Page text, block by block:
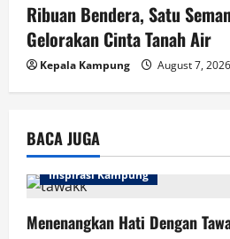
Ribuan Bendera, Satu
Gelorakan Cinta Tanah Air
Kepala Kampung August 7, 2026
BACA JUGA
Inspirasi Kampung
Menenangkan Hati Dengan